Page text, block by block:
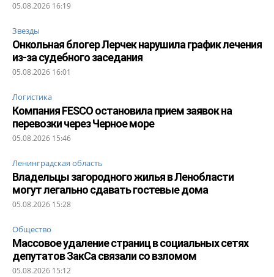
05.08.2026 16:19
Звезды
Онкольная блогер Лерчек нарушила график лечения
из-за судебного заседания
05.08.2026 16:01
Логистика
Компания FESCO остановила прием заявок на
перевозки через Черное море
05.08.2026 15:46
Ленинградская область
Владельцы загородного жилья в Ленобласти
могут легально сдавать гостевые дома
05.08.2026 15:28
Общество
Массовое удаление страниц в социальных сетях
депутатов ЗакСа связали со взломом
05.08.2026 15:12